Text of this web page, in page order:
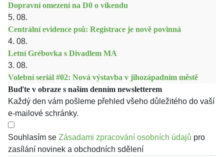
Dopravní omezení na D0 o víkendu
5. 08.
Centrální evidence psů: Registrace je nově povinná
4. 08.
Letní Grébovka s Divadlem MA
3. 08.
Volební seriál #02: Nová výstavba v jihozápadním městě
Buďte v obraze s naším denním newsletterem
Každý den vám pošleme přehled všeho důležitého do vaší
e-mailové schránky.
Souhlasím se Zásadami zpracování osobních údajů pro
zasílání novinek a obchodních sdělení